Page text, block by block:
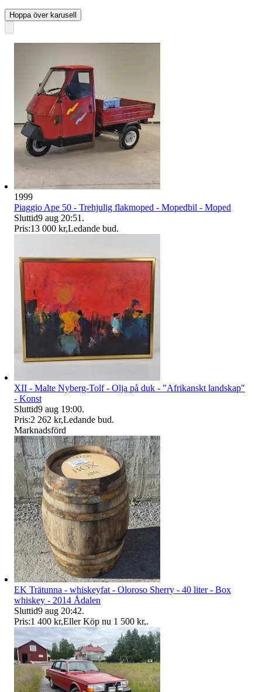
Hoppa över karusell
1999
Piaggio Ape 50 - Trehjulig flakmoped - Mopedbil - Moped
Sluttid9 aug 20:51 .
Pris:13 000 kr,Ledande bud.
XII - Malte Nyberg-Tolf - Olja på duk - "Afrikanskt landskap"
- Konst
Sluttid9 aug 19:00.
Pris:2 262 kr,Ledande bud.
Marknadsförd
EK Trätunna - whiskeyfat - Oloroso Sherry - 40 liter - Box
whiskey - 2014 Ådalen
Sluttid9 aug 20:42.
Pris:1 400 kr,Eller Köp nu 1 500 kr,.